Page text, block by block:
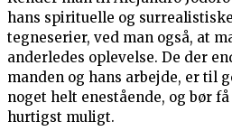
hans spirituelle og
tegneserier, ved man også, at
anderledes oplevelse. De der
manden og hans arbejde, er til
noget helt enestående, og bør
hurtigst muligt.